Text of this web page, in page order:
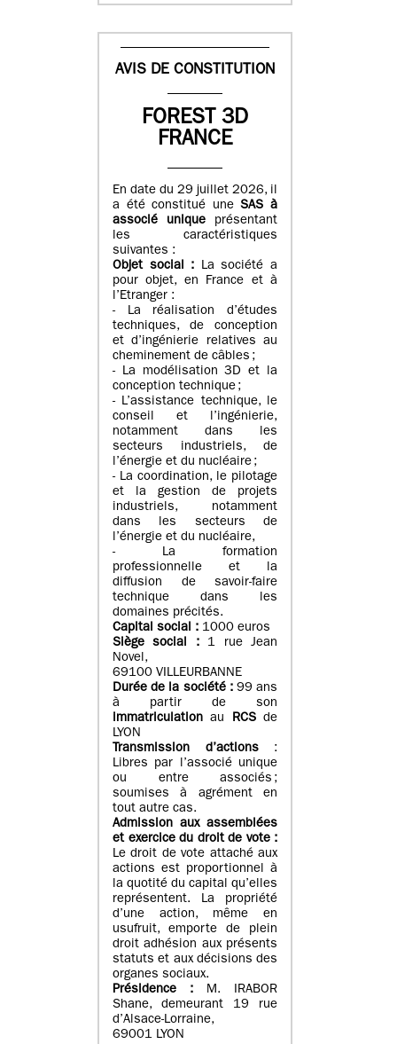
AVIS DE CONSTITUTION
FOREST 3D
FRANCE
En date du 29 juillet 2026, il
a été constitué uneSAS à
associé unique présentant
les caractéristiques
suivantes :
Objet social : La société a
pour objet, en France et à
l’Etranger :
- La réalisation d’études
techniques, de conception
et d’ingénierie relatives au
cheminement de câbles ;
- La modélisation 3D et la
conception technique ;
- L’assistance technique, le
conseil et l’ingénierie,
notamment dans les
secteurs industriels, de
l’énergie et du nucléaire ;
- La coordination, le pilotage
et la gestion de projets
industriels, notamment
dans les secteurs de
l’énergie et du nucléaire,
- La formation
professionnelle et la
diffusion de savoir-faire
technique dans les
domaines précités.
Capital social : 1000 euros
Siège social :1 rue Jean
Novel,
69100 VILLEURBANNE
Durée de la société :99 ans
à partir de son
immatriculation au RCSde
LYON
Transmission d’actions:
Libres par l’associé unique
ou entre associés ;
soumises à agrément en
tout autre cas.
Admission aux assemblées
et exercice du droit de vote :
Le droit de vote attaché aux
actions est proportionnel à
la quotité du capital qu’elles
représentent. La propriété
d’une action, même en
usufruit, emporte de plein
droit adhésion aux présents
statuts et aux décisions des
organes sociaux.
Présidence : M. IRABOR
Shane, demeurant 19 rue
d’Alsace-Lorraine,
69001 LYON